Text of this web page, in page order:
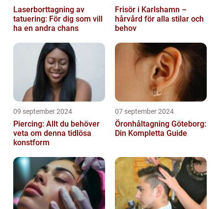
Laserborttagning av
tatuering: För dig som vill
ha en andra chans
Frisör i Karlshamn –
hårvård för alla stilar och
behov
09 september 2024
Piercing: Allt du behöver
veta om denna tidlösa
konstform
07 september 2024
Öronhåltagning Göteborg:
Din Kompletta Guide